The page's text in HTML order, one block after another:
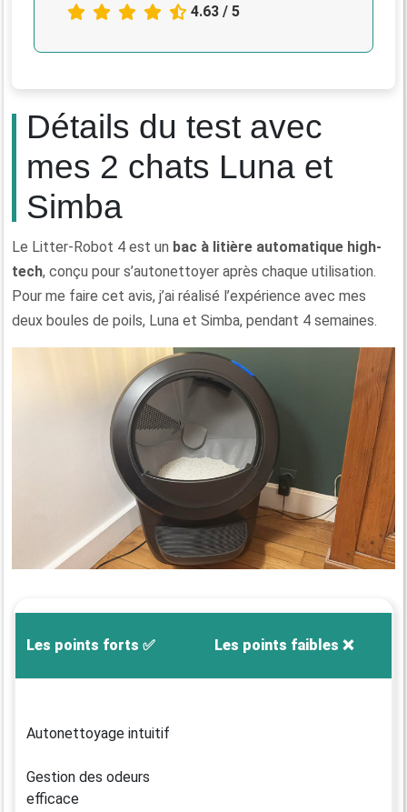
4.63 / 5
Détails du test avec
mes 2 chats Luna et
Simba
Le Litter-Robot 4 est un bac à litière automatique high-
tech, conçu pour s’autonettoyer après chaque utilisation.
Pour me faire cet avis, j’ai réalisé l’expérience avec mes
deux boules de poils, Luna et Simba, pendant 4 semaines.
Les points forts ✅ Les points faibles ❌
Autonettoyage intuitif
Gestion des odeurs
efficace